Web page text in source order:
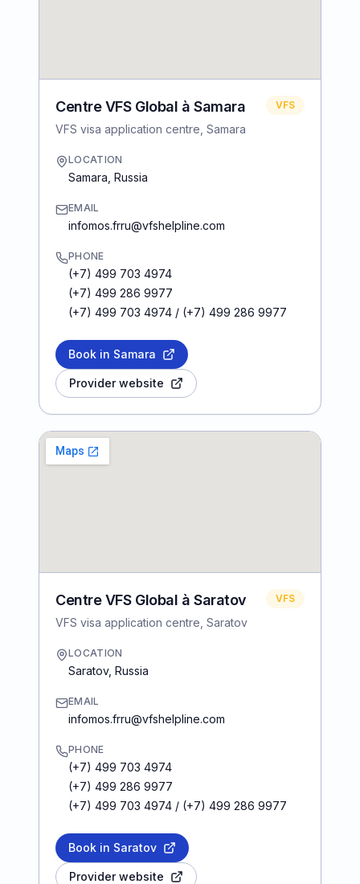
Centre VFS Global à Samara
VFS visa application centre, Samara
VFS
LOCATION
Samara Russia
EMAIL
infomos.frru@vfshelpline.com
PHONE
(+7) 499 703 4974
(+7) 499 286 9977
(+7) 499 703 4974 / (+7) 499 286 9977
Book in Samara
Provider website
Centre VFS Global à Saratov
VFS visa application centre, Saratov
VFS
LOCATION
Saratov, Russia
EMAIL
infomos.frru@vfshelpline.com
PHONE
(+7) 499 703 4974
(+7) 499 286 9977
(+7) 499 703 4974 / (+7) 499 286 9977
Book in Saratov
Provider website